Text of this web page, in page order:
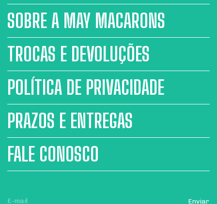
SOBRE A MAY MACARONS
TROCAS E DEVOLUÇÕES
POLÍTICA DE PRIVACIDADE
PRAZOS E ENTREGAS
FALE CONOSCO